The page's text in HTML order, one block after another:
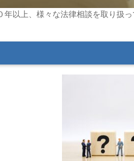
以上、様々な法律相談を取り扱